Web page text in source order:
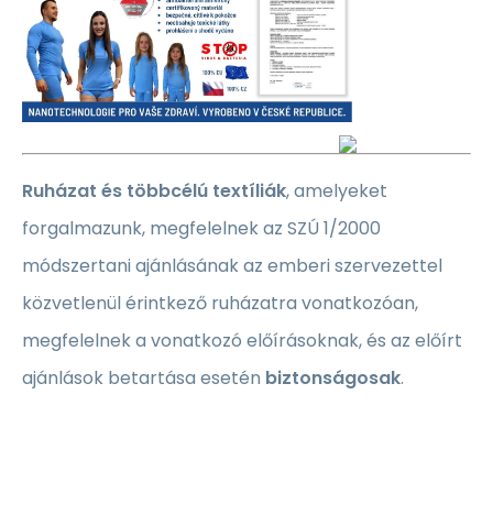
Ruházat és többcélú textíliák, amelyeket
forgalmazunk, megfelelnek az SZÚ 1/2000
módszertani ajánlásának az emberi szervezettel
közvetlenül érintkező ruházatra vonatkozóan,
megfelelnek a vonatkozó előírásoknak, és az előírt
ajánlások betartása esetén biztonságosak.